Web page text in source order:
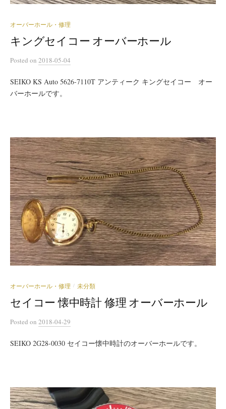
オーバーホール・修理
キングセイコー オーバーホール
Posted on 2018-05-04
SEIKO KS Auto 5626-7110T アンティーク キングセイコー オー
バーホールです。
オーバーホール・修理 / 未分類
セイコー 懐中時計 修理 オーバーホール
Posted on 2018-04-29
SEIKO 2G28-0030 セイコー懐中時計のオーバーホールです。